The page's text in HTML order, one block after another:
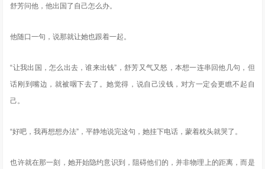
舒芳问他，他出国了自己怎么办。
他随口一句，说那就让她也跟着一起。
“让我出国，怎么出去，谁来出钱”，舒芳又气又怒，本想一连串回他几句，但
话刚到嘴边，就被咽下去了。她觉得，说自己没钱，对方一定会更瞧不起自
己。
“好吧，我再想想办法”，平静地说完这句，她挂下电话，蒙着枕头就哭了。
也许就在那一刻，她开始隐约意识到，阻碍他们的，并非物理上的距离，而是